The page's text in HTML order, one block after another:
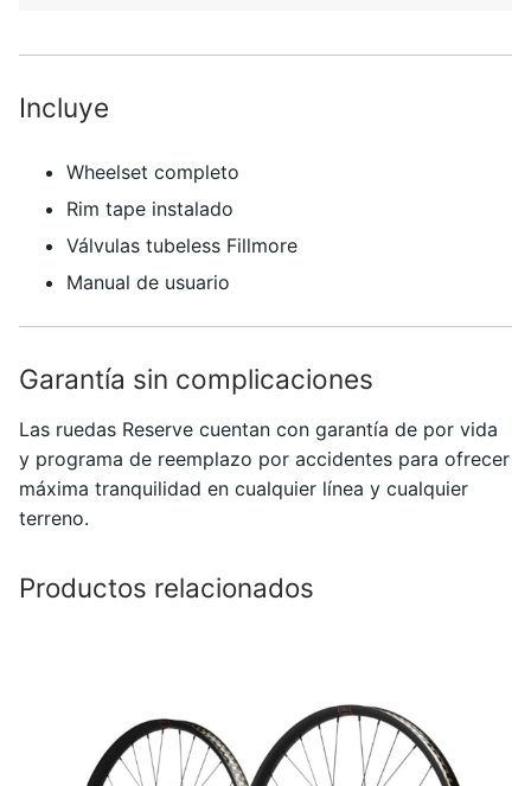
Incluye
Wheelset completo
Rim tape instalado
Válvulas tubeless Fillmore
Manual de usuario
Garantía sin complicaciones
Las ruedas Reserve cuentan con garantía de por vida
y programa de reemplazo por accidentes para ofrecer
máxima tranquilidad en cualquier línea y cualquier
terreno.
Productos relacionados